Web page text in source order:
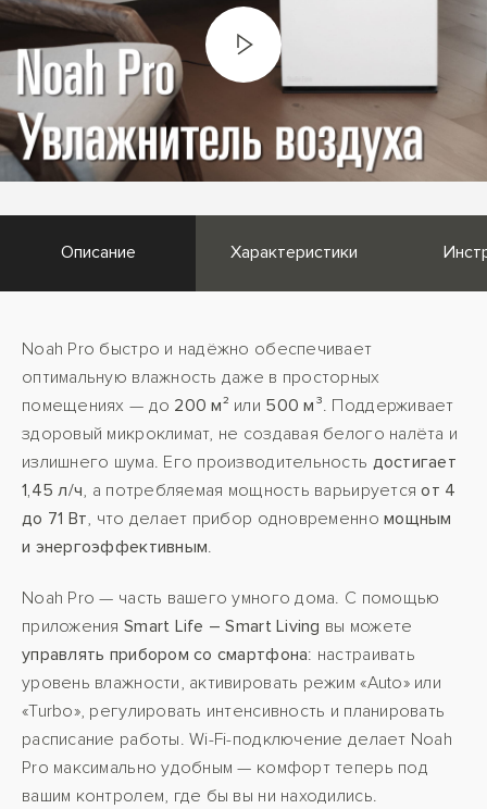
Описание Характеристики
Noah Pro быстро и надёжно обеспечивает
оптимальную влажность даже в просторных
помещениях — до 200 м² или 500 м³. Поддерживает
здоровый микроклимат, не создавая белого налёта и
излишнего шума. Его производительность достигает
1,45 л/ч, а потребляемая мощность варьируетсяот 4
до 71 Вт, что делает прибор одновременномощным
и энергоэффективным.
Noah Pro — часть вашего умного дома. С помощью
приложения Smart Life – Smart Living вы можете
управлять прибором со смартфона: настраивать
уровень влажности, активировать режим «Auto» или
«Turbo», регулировать интенсивность и планировать
расписание работы. Wi-Fi-подключение делает Noah
Pro максимально удобным — комфорт теперь под
вашим контролем, где бы вы ни находились.